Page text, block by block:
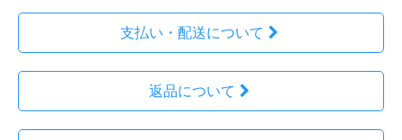
支払い・配送について
返品について